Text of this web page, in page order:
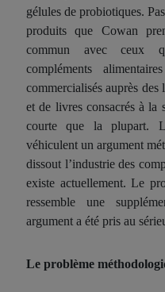
gélules de probiotiques.
produits que Cowan
commun avec ceux
compléments
commercialisés auprès des
et de livres consacrés à la
courte que la plupart.
véhiculent un argument
dissout l’industrie des
existe actuellement. Le
ressemble une
argument a été pris au
Le problème